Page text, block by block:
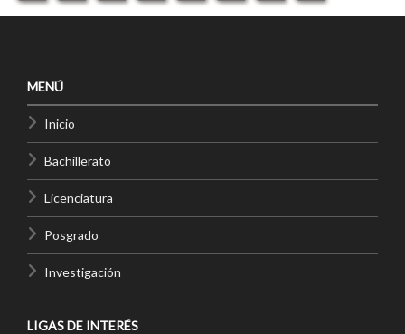
MENÚ
Inicio
Bachillerato
Licenciatura
Posgrado
Investigación
LIGAS DE INTERÉS